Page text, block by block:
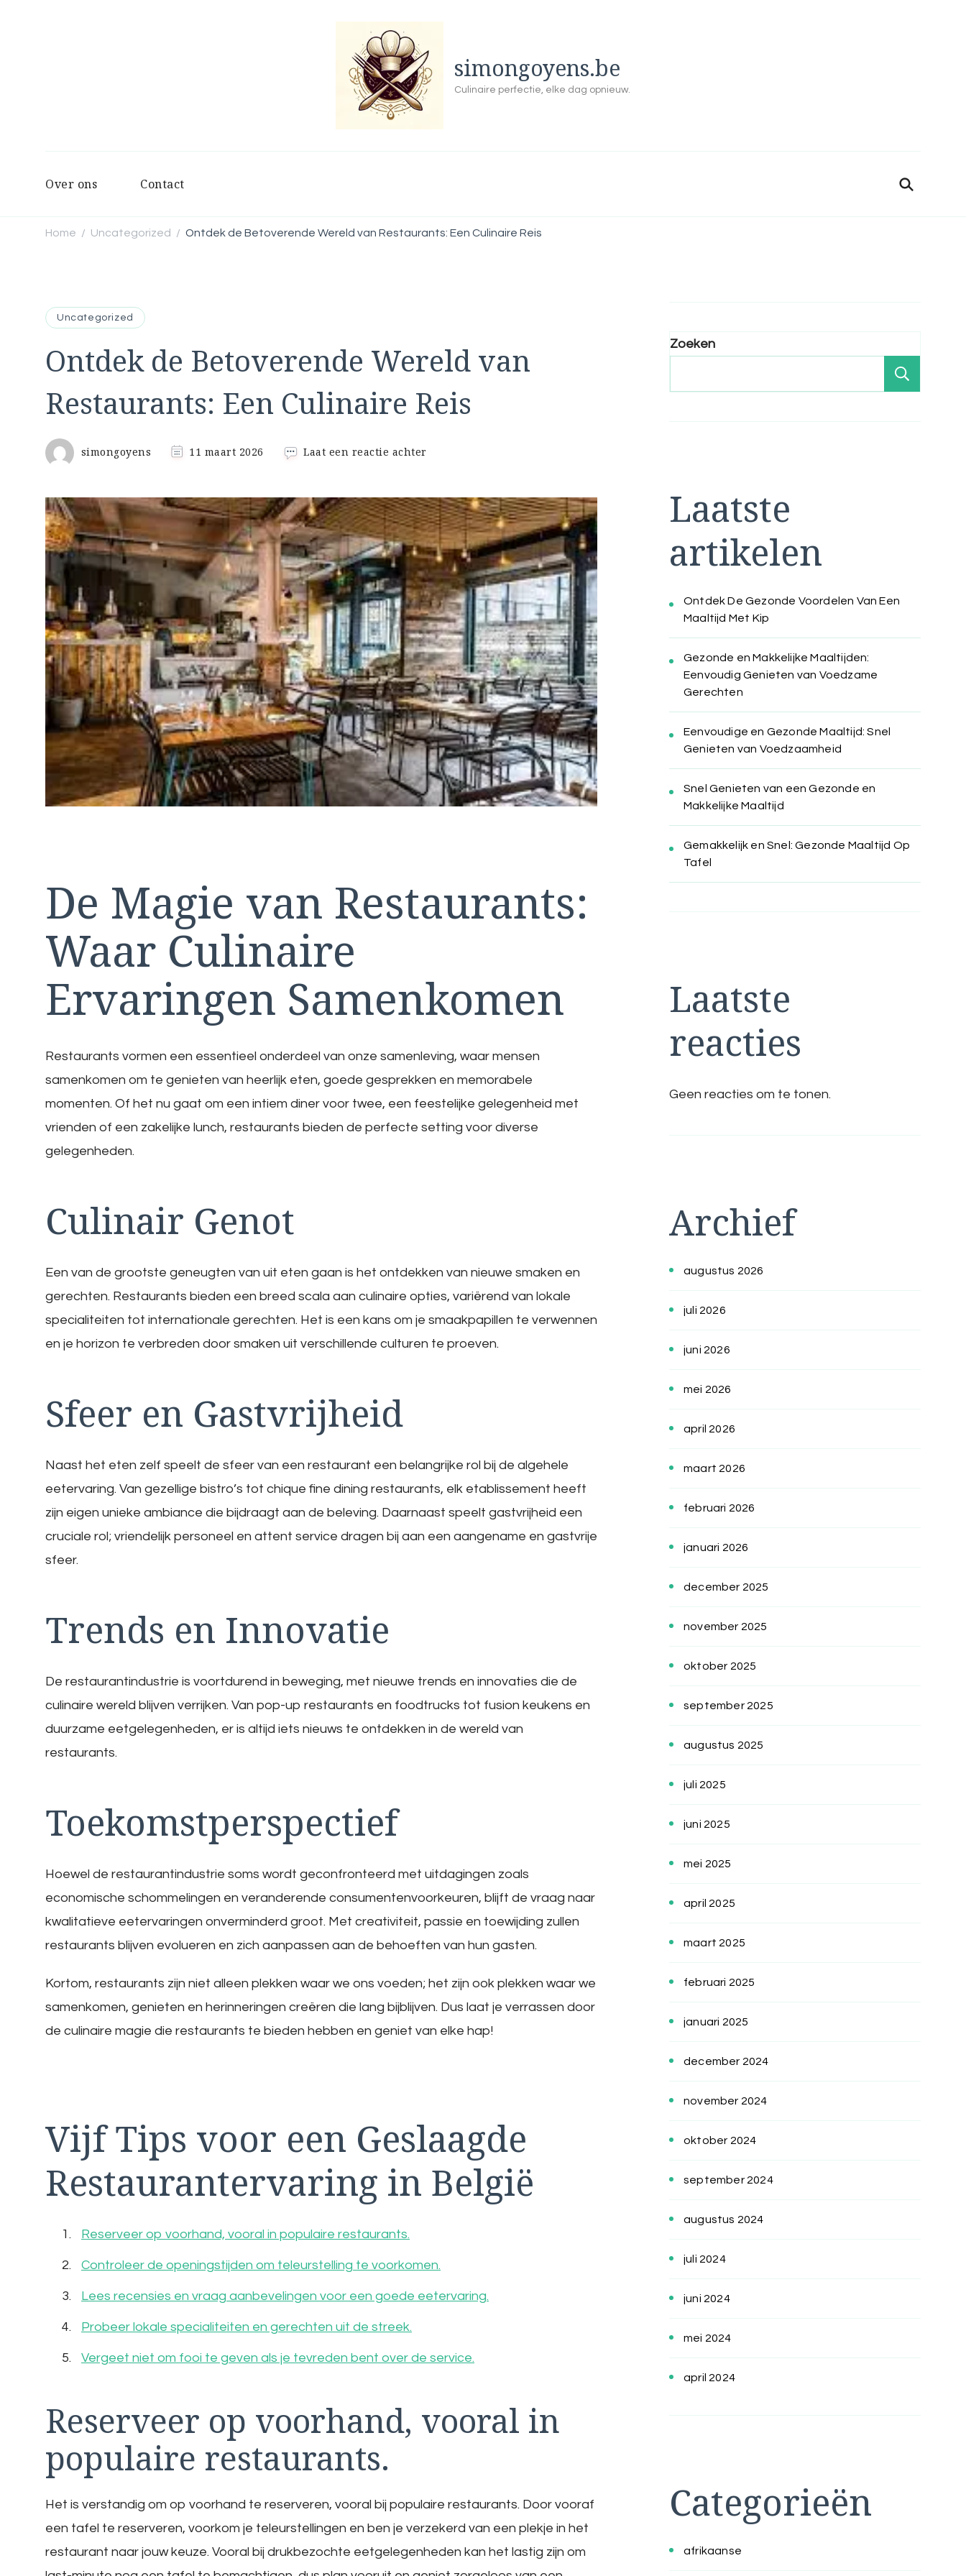
simongoyens.be
Culinaire perfectie, elke dag opnieuw.
Over ons Contact
Home / Uncategorized / Ontdek de Betoverende Wereld van Restaurants: Een Culinaire Reis
Uncategorized
Ontdek de Betoverende Wereld van
Restaurants: Een Culinaire Reis
simongoyens 11 maart 2026 Laat een reactie achter
Betoverende
Wereld
van
Restaurants:
Een
Culinaire
Reis
De Magie van Restaurants:
Waar Culinaire
Ervaringen Samenkomen
Restaurants vormen een essentieel onderdeel van onze samenleving, waar mensen
samenkomen om te genieten van heerlijk eten, goede gesprekken en memorabele
momenten. Of het nu gaat om een intiem diner voor twee, een feestelijke gelegenheid met
vrienden of een zakelijke lunch, restaurants bieden de perfecte setting voor diverse
gelegenheden.
Culinair Genot
Een van de grootste geneugten van uit eten gaan is het ontdekken van nieuwe smaken en
gerechten. Restaurants bieden een breed scala aan culinaire opties, variërend van lokale
specialiteiten tot internationale gerechten. Het is een kans om je smaakpapillen te verwennen
en je horizon te verbreden door smaken uit verschillende culturen te proeven.
Sfeer en Gastvrijheid
Naast het eten zelf speelt de sfeer van een restaurant een belangrijke rol bij de algehele
eetervaring. Van gezellige bistro’s tot chique fine dining restaurants, elk etablissement heeft
zijn eigen unieke ambiance die bijdraagt aan de beleving. Daarnaast speelt gastvrijheid een
cruciale rol; vriendelijk personeel en attent service dragen bij aan een aangename en gastvrije
sfeer.
Trends en Innovatie
De restaurantindustrie is voortdurend in beweging, met nieuwe trends en innovaties die de
culinaire wereld blijven verrijken. Van pop-up restaurants en foodtrucks tot fusion keukens en
duurzame eetgelegenheden, er is altijd iets nieuws te ontdekken in de wereld van
restaurants.
Toekomstperspectief
Hoewel de restaurantindustrie soms wordt geconfronteerd met uitdagingen zoals
economische schommelingen en veranderende consumentenvoorkeuren, blijft de vraag naar
kwalitatieve eetervaringen onverminderd groot. Met creativiteit, passie en toewijding zullen
restaurants blijven evolueren en zich aanpassen aan de behoeften van hun gasten.
Kortom, restaurants zijn niet alleen plekken waar we ons voeden; het zijn ook plekken waar we
samenkomen, genieten en herinneringen creëren die lang bijblijven. Dus laat je verrassen door
de culinaire magie die restaurants te bieden hebben en geniet van elke hap!
Vijf Tips voor een Geslaagde
Restaurantervaring in België
Reserveer op voorhand, vooral in populaire restaurants.
Controleer de openingstijden om teleurstelling te voorkomen.
Lees recensies en vraag aanbevelingen voor een goede eetervaring.
Probeer lokale specialiteiten en gerechten uit de streek.
Vergeet niet om fooi te geven als je tevreden bent over de service.
Reserveer op voorhand, vooral in
populaire restaurants.
Het is verstandig om op voorhand te reserveren, vooral bij populaire restaurants. Door vooraf
een tafel te reserveren, voorkom je teleurstellingen en ben je verzekerd van een plekje in het
restaurant naar jouw keuze. Vooral bij drukbezochte eetgelegenheden kan het lastig zijn om
Zoeken
Laatste
artikelen
Ontdek De Gezonde Voordelen Van Een
Maaltijd Met Kip
Gezonde en Makkelijke Maaltijden:
Eenvoudig Genieten van Voedzame
Gerechten
Eenvoudige en Gezonde Maaltijd: Snel
Genieten van Voedzaamheid
Snel Genieten van een Gezonde en
Makkelijke Maaltijd
Gemakkelijk en Snel: Gezonde Maaltijd Op
Tafel
Laatste
reacties
Geen reacties om te tonen.
Archief
augustus 2026
juli 2026
juni 2026
mei 2026
april 2026
maart 2026
februari 2026
januari 2026
december 2025
november 2025
oktober 2025
september 2025
augustus 2025
juli 2025
juni 2025
mei 2025
april 2025
maart 2025
februari 2025
januari 2025
december 2024
november 2024
oktober 2024
september 2024
augustus 2024
juli 2024
juni 2024
mei 2024
april 2024
Categorieën
afrikaanse